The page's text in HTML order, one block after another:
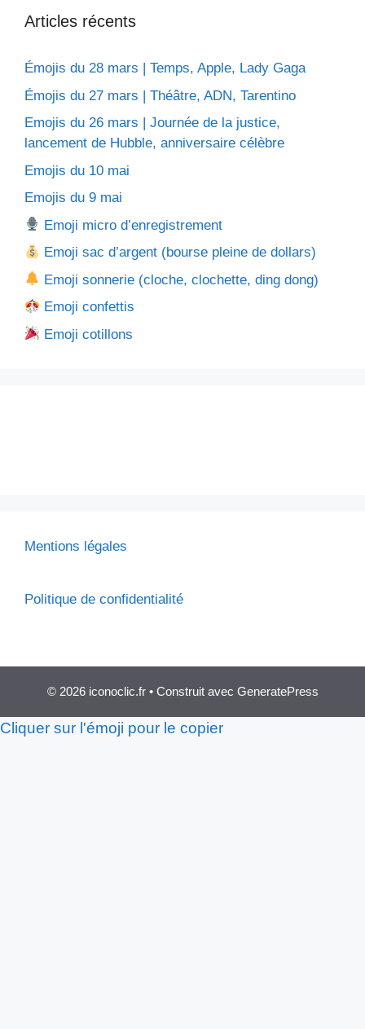
Articles récents
Émojis du 28 mars | Temps, Apple, Lady Gaga
Émojis du 27 mars | Théâtre, ADN, Tarentino
Emojis du 26 mars | Journée de la justice,
lancement de Hubble, anniversaire célèbre
Emojis du 10 mai
Emojis du 9 mai
Emoji micro d’enregistrement
Emoji sac d’argent (bourse pleine de dollars)
Emoji sonnerie (cloche, clochette, ding dong)
Emoji confettis
Emoji cotillons
Mentions légales
Politique de confidentialité
© 2026 iconoclic.fr• Construit avec GeneratePress
Cliquer sur l'émoji pour le copier